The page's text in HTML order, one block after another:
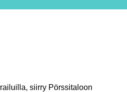
siirry Pörssitaloon